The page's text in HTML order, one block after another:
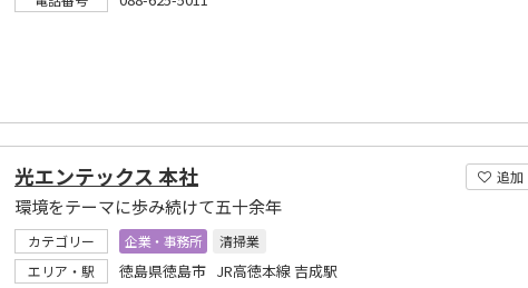
追加
光エンテックス 本社
環境をテーマに歩み続けて五十余年
カテゴリー 企業・事務所
清掃業
エリア・駅
徳島県徳島市 JR高徳本線 吉成駅